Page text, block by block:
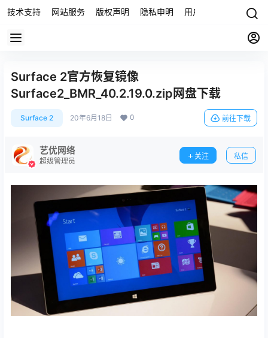
技术支持 网站服务 版权声明 隐私申明 用户协议 联系我们
Surface 2官方恢复镜像
Surface2_BMR_40.2.19.0.zip网盘下载
Surface 2 20年6月18日 0 前往下载
艺优网络
超级管理员
关注 私信